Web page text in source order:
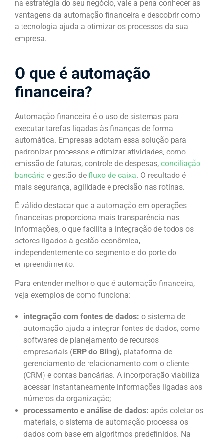
na estratégia do seu negócio, vale a pena conhecer as
vantagens da automação financeira e descobrir como
a tecnologia ajuda a otimizar os processos da sua
empresa.
O que é automação
financeira?
Automação financeira é o uso de sistemas para
executar tarefas ligadas às finanças de forma
automática. Empresas adotam essa solução para
padronizar processos e otimizar atividades, como
emissão de faturas, controle de despesas, conciliação
bancária e gestão de fluxo de caixa. O resultado é
mais segurança, agilidade e precisão nas rotinas.
É válido destacar que a automação em operações
financeiras proporciona mais transparência nas
informações, o que facilita a integração de todos os
setores ligados à gestão econômica,
independentemente do segmento e do porte do
empreendimento.
Para entender melhor o que é automação financeira,
veja exemplos de como funciona:
integração com fontes de dados: o sistema de
automação ajuda a integrar fontes de dados, como
softwares de planejamento de recursos
empresariais (ERP do Bling), plataforma de
gerenciamento de relacionamento com o cliente
(CRM) e contas bancárias. A incorporação viabiliza
acessar instantaneamente informações ligadas aos
números da organização;
processamento e análise de dados: após coletar os
materiais, o sistema de automação processa os
dados com base em algoritmos predefinidos. Na